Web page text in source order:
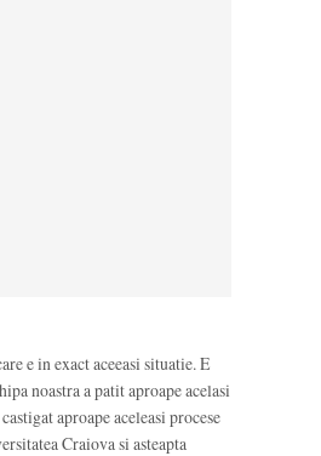
e in exact aceeasi situatie. E
noastra a patit aproape acelasi
aproape aceleasi procese
Craiova si asteapta